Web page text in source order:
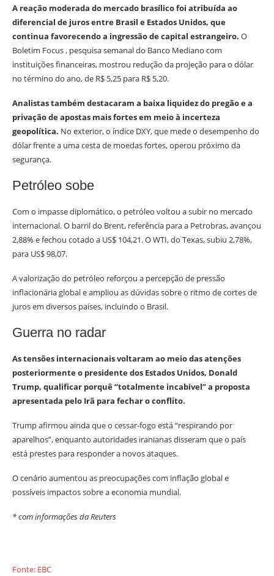
A reação moderada do mercado brasílico foi atribuída ao
diferencial de juros entre Brasil e Estados Unidos, que
continua favorecendo a ingressão de capital estrangeiro. O
Boletim Focus , pesquisa semanal do Banco Mediano com
instituições financeiras, mostrou redução da projeção para o dólar
no término do ano, de R$ 5,25 para R$ 5,20.
Analistas também destacaram a baixa liquidez do pregão e a
privação de apostas mais fortes em meio à incerteza
geopolítica. No exterior, o índice DXY, que mede o desempenho do
dólar frente a uma cesta de moedas fortes, operou próximo da
segurança.
Petróleo sobe
Com o impasse diplomático, o petróleo voltou a subir no mercado
internacional. O barril do Brent, referência para a Petrobras, avançou
2,88% e fechou cotado a US$ 104,21. O WTI, do Texas, subiu 2,78%,
para US$ 98,07.
A valorização do petróleo reforçou a percepção de pressão
inflacionária global e ampliou as dúvidas sobre o ritmo de cortes de
juros em diversos países, incluindo o Brasil.
Guerra no radar
As tensões internacionais voltaram ao meio das atenções
posteriormente o presidente dos Estados Unidos, Donald
Trump, qualificar porquê “totalmente incabível” a proposta
apresentada pelo Irã para fechar o conflito.
Trump afirmou ainda que o cessar-fogo está “respirando por
aparelhos”, enquanto autoridades iranianas disseram que o país
está prestes para responder a novos ataques.
O cenário aumentou as preocupações com inflação global e
possíveis impactos sobre a economia mundial.
* com informações da Reuters
Fonte: EBC